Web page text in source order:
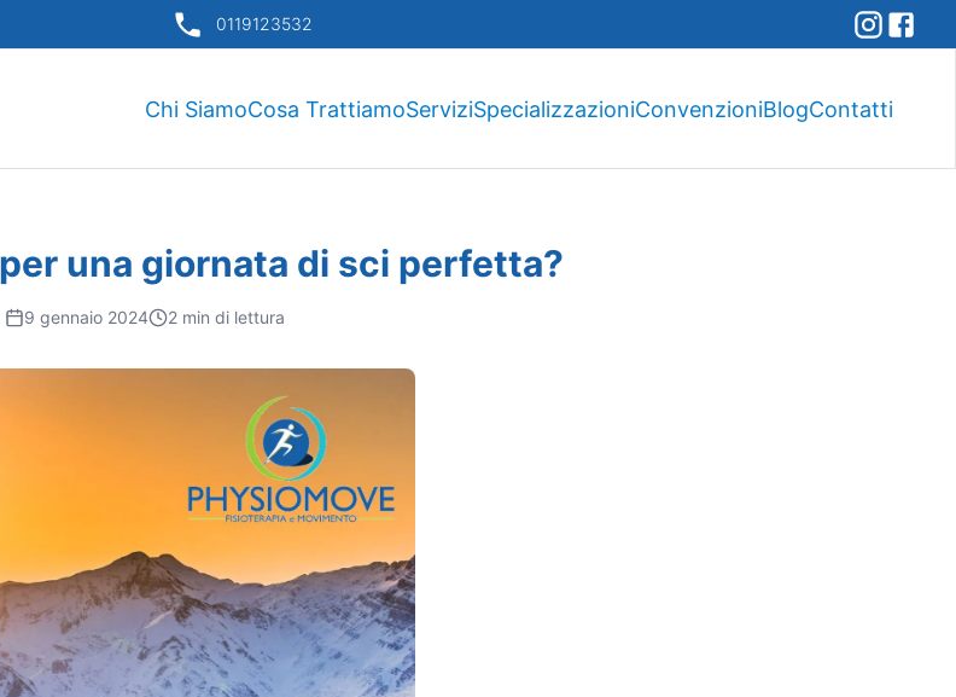
0119123532
Chi SiamoCosa TrattiamoServiziSpecializzazioniConvenzioniBlogContatti
una giornata di sci perfetta?
9 gennaio 2024 2 min di lettura